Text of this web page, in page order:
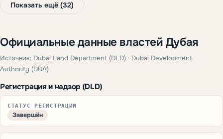
Показать ещё (32)
Официальные данные властей Дубая
Источник: Dubai Land Department (DLD) · Dubai Development
Authority (DDA)
Регистрация и надзор (DLD)
СТАТУС РЕГИСТРАЦИИ
Завершён